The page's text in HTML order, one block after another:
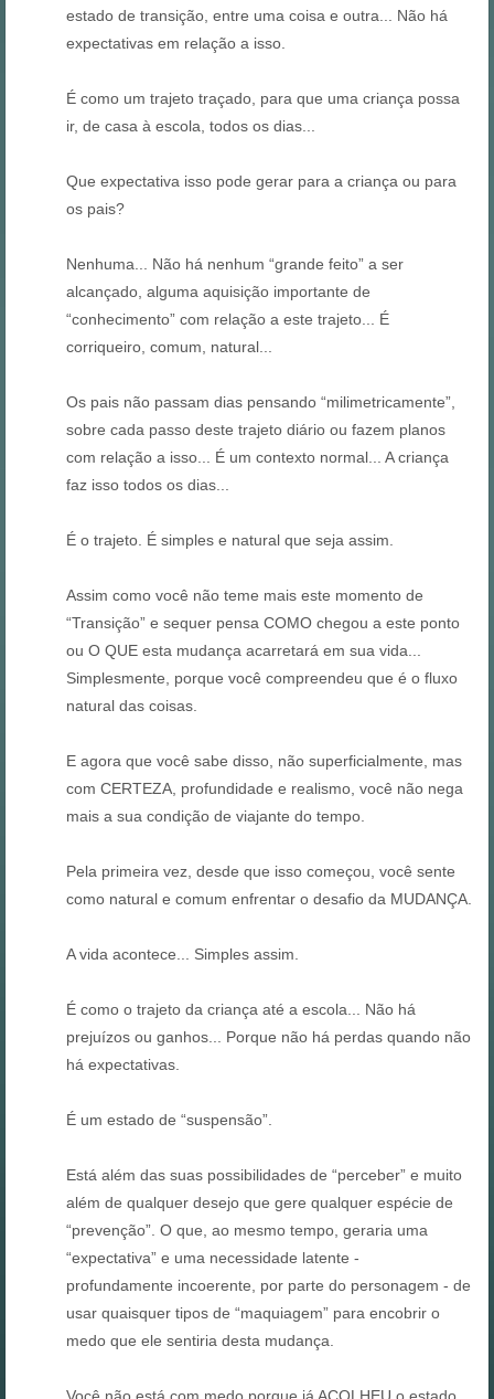
estado de transição, entre uma coisa e outra... Não há
expectativas em relação a isso.
É como um trajeto traçado, para que uma criança possa
ir, de casa à escola, todos os dias...
Que expectativa isso pode gerar para a criança ou para
os pais?
Nenhuma... Não há nenhum “grande feito” a ser
alcançado, alguma aquisição importante de
“conhecimento” com relação a este trajeto... É
corriqueiro, comum, natural...
Os pais não passam dias pensando “milimetricamente”,
sobre cada passo deste trajeto diário ou fazem planos
com relação a isso... É um contexto normal... A criança
faz isso todos os dias...
É o trajeto. É simples e natural que seja assim.
Assim como você não teme mais este momento de
“Transição” e sequer pensa COMO chegou a este ponto
ou O QUE esta mudança acarretará em sua vida...
Simplesmente, porque você compreendeu que é o fluxo
natural das coisas.
E agora que você sabe disso, não superficialmente, mas
com CERTEZA, profundidade e realismo, você não nega
mais a sua condição de viajante do tempo.
Pela primeira vez, desde que isso começou, você sente
como natural e comum enfrentar o desafio da MUDANÇA.
A vida acontece... Simples assim.
É como o trajeto da criança até a escola... Não há
prejuízos ou ganhos... Porque não há perdas quando não
há expectativas.
É um estado de “suspensão”.
Está além das suas possibilidades de “perceber” e muito
além de qualquer desejo que gere qualquer espécie de
“prevenção”. O que, ao mesmo tempo, geraria uma
“expectativa” e uma necessidade latente -
profundamente incoerente, por parte do personagem - de
usar quaisquer tipos de “maquiagem” para encobrir o
medo que ele sentiria desta mudança.